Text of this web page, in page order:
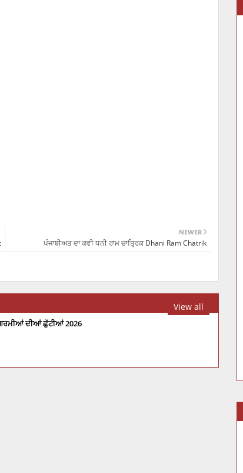
NEWER
ਪੰਜਾਬੀਅਤ ਦਾ ਕਵੀ ਧਨੀ ਰਾਮ ਚਾਤ੍ਰਿਕ Dhani Ram Chatrik
View all
ਗਰਮੀਆਂ ਦੀਆਂ ਛੁੱਟੀਆਂ 2026